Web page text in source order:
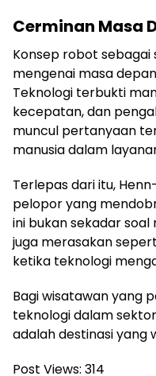
Cerminan Masa
Konsep robot
mengenai masa
Teknologi terbukti
kecepatan, dan
muncul pertanyaan
manusia dalam
Terlepas dari itu,
pelopor yang
ini bukan sekadar
juga merasakan
ketika teknologi
Bagi wisatawan yang
teknologi dalam
adalah destinasi yang
Post Views: 314